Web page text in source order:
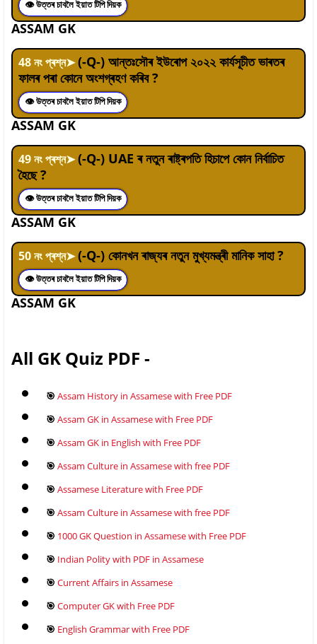
👁 উত্তৰ চাবলৈ ইয়াত টিপি দিয়ক
ASSAM GK
48নং প্ৰশ্ন➤(-Q-) আন্তঃসৌৰ ইউৰোপ ২০২২ কাৰ্যসূচীত ভাৰতৰ
ফালৰ পৰা কোনে অংশগ্ৰহণ কৰিব ?
👁 উত্তৰ চাবলৈ ইয়াত টিপি দিয়ক
ASSAM GK
49নং প্ৰশ্ন➤(-Q-) UAE ৰ নতুন ৰাষ্ট্ৰপতি হিচাপে কোন নিৰ্বাচিত
হৈছে ?
👁 উত্তৰ চাবলৈ ইয়াত টিপি দিয়ক
ASSAM GK
50নং প্ৰশ্ন➤(-Q-) কোনখন ৰাজ্যৰ নতুন মুখ্যমন্ত্ৰী মানিক সাহা ?
👁 উত্তৰ চাবলৈ ইয়াত টিপি দিয়ক
ASSAM GK
All GK Quiz PDF -
🎯 Assam History in Assamese with Free PDF
🎯 Assam GK in Assamese with Free PDF
🎯 Assam GK in English with Free PDF
🎯 Assam Culture in Assamese with free PDF
🎯 Assamese Literature with Free PDF
🎯 Assam Culture in Assamese with free PDF
🎯 1000 GK Question in Assamese with Free PDF
🎯 Indian Polity with PDF in Assamese
🎯 Current Affairs in Assamese
🎯 Computer GK with Free PDF
🎯 English Grammar with Free PDF